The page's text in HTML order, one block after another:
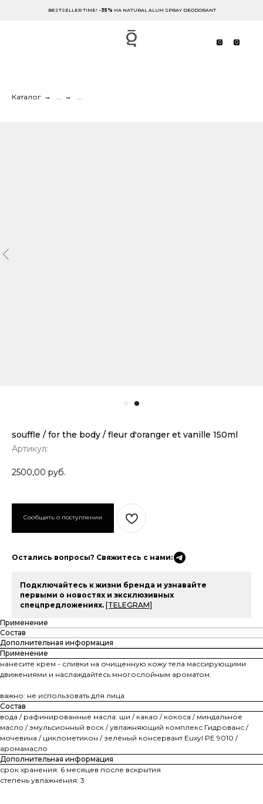
BESTSELLER TIME! -35% НА NATURAL ALUM SPRAY DEODORANT
0 0
Каталог → ... → ...
souffle / for the body / fleur d'oranger et vanille 150ml
Артикул:
2500,00 руб.
Остались вопросы? Свяжитесь с нами:
Подключайтесь к жизни бренда и узнавайте
первыми о новостях и эксклюзивных
спецпредложениях. [TELEGRAM]
Применение
Состав
Дополнительная информация
Применение
нанесите крем - сливки на очищенную кожу тела массирующими
движениями и наслаждайтесь многослойным ароматом.
важно: не использовать для лица
Состав
вода / рафинированные масла: ши / какао / кокоса / миндальное
масло / эмульсионный воск / увлажняющий комплекс Гидрованс /
мочевина / циклометикон / зелёный консервант Euxyl PE 9010 /
аромамасло
Дополнительная информация
срок хранения: 6 месяцев после вскрытия
степень увлажнения: 3